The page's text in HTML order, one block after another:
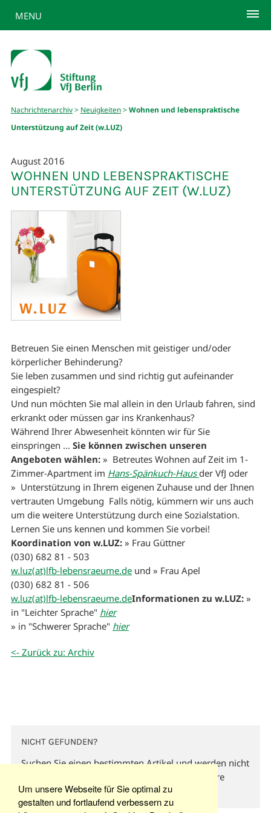
Um unsere Webseite für Sie optimal zu
gestalten und fortlaufend verbessern zu
MENU
Nachrichtenarchiv> Neuigkeiten>Wohnen und lebenspraktische
Unterstützung auf Zeit (w.LUZ)
August 2016
WOHNEN UND LEBENSPRAKTISCHE
UNTERSTÜTZUNG AUF ZEIT (W.LUZ)
Betreuen Sie einen Menschen mit geistiger und/oder
körperlicher Behinderung?
Sie leben zusammen und sind richtig gut aufeinander
eingespielt?
Und nun möchten Sie mal allein in den Urlaub fahren, sind
erkrankt oder müssen gar ins Krankenhaus?
Während Ihrer Abwesenheit könnten wir für Sie
einspringen ... Sie können zwischen unseren
Angeboten wählen:» Betreutes Wohnen auf Zeit im 1-
Zimmer-Apartment im Hans-Spänkuch-Hausder VfJ oder
» Unterstützung in Ihrem eigenen Zuhause und der Ihnen
vertrauten Umgebung Falls nötig, kümmern wir uns auch
um die weitere Unterstützung durch eine Sozialstation.
Lernen Sie uns kennen und kommen Sie vorbei!
Koordination von w.LUZ:» Frau Güttner
(030) 682 81 - 503
w.luz(at)lfb-lebensraeume.deund » Frau Apel
(030) 682 81 - 506
w.luz(at)lfb-lebensraeume.deInformationen zu w.LUZ:»
in "Leichter Sprache" hier
» in "Schwerer Sprache" hier
<- Zurück zu: Archiv
NICHT GEFUNDEN?
Suchen Sie einen bestimmten Artikel und werden nicht
fündig? Dann versuchen Sie es doch über unsere
Stichwortsuche hier oben.